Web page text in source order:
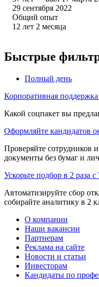
29 сентября 2022
Общий опыт
12 лет 2 месяца
Быстрые
Полный день
Корпоративная поддержка
Какой соцпакет вы
Оформляйте кандидатов
Проверяйте сотрудников
документы без бумаг и
Ускорьте подбор в 2 раза
Автоматизируйте сбор
собирайте аналитику в 2
О компании
Наши вакансии
Партнерам
Реклама на сайте
Новости и статьи
Инвесторам
Кандидаты по